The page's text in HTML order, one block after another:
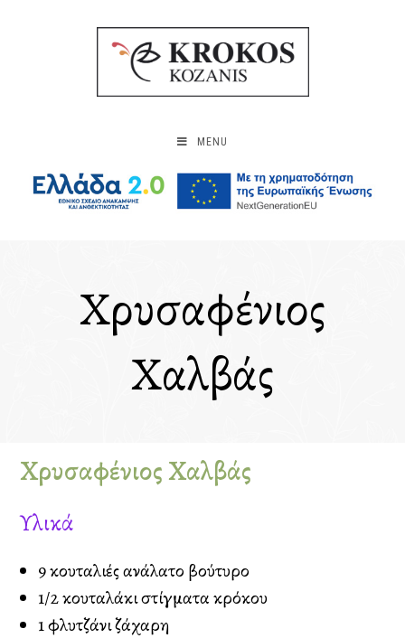
MENU
Χρυσαφένιος
Χαλβάς
Χρυσαφένιος Χαλβάς
Υλικά
9 κουταλιές ανάλατο βούτυρο
1/2 κουταλάκι στίγματα κρόκου
1 φλυτζάνι ζάχαρη